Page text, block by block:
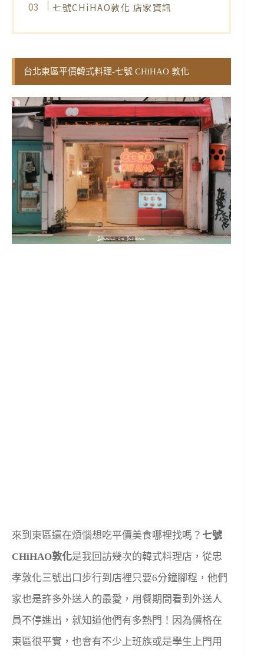
七號CHiHAO敦化 店家資訊
台北東區平價韓式料理-七號 CHiHAO 敦化
來到東區還在煩惱想吃平價美食哪裡找嗎？ 七號
CHiHAO敦化是我回訪幾次的韓式料理店，從忠
孝敦化三號出口步行到店裡只要6分鐘腳程，他們
家也是許多外送人的最愛，用餐期間看到外送人
員不停進出，就知道他們有多熱門！因為價格在
東區很平實，也會有不少上班族或是學生上門用